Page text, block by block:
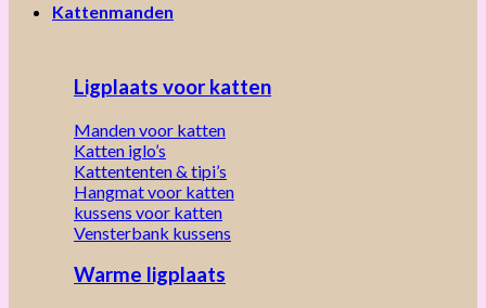
Kattenmanden
Ligplaats voor katten
Manden voor katten
Katten iglo’s
Kattententen & tipi’s
Hangmat voor katten
kussens voor katten
Vensterbank kussens
Warme ligplaats